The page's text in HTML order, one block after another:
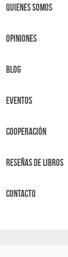
Quienes Somos
OPINIONES
BLOG
Eventos
Cooperación
Reseñas de libros
Contacto